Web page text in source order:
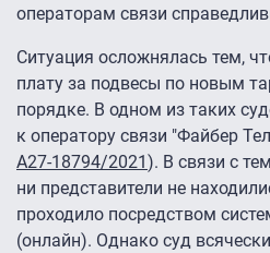
операторам связи
Ситуация осложнялась тем,
плату за подвесы по новым
порядке. В одном из таких
к оператору связи "Файбер
А27-18794/2021 ). В связи с
ни представители не
проходило посредством
(онлайн). Однако суд